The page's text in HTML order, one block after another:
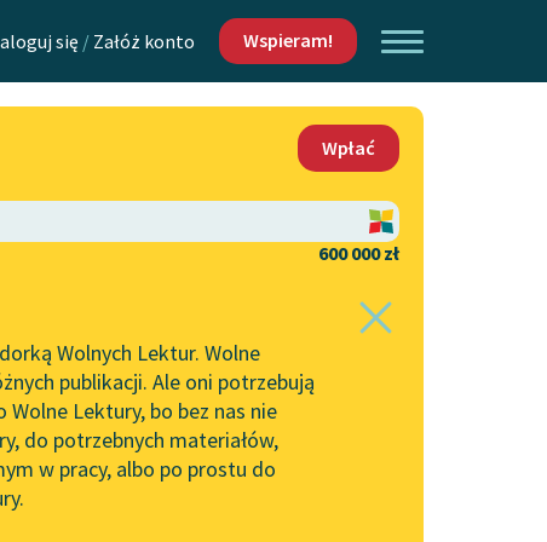
się / Załóż konto Wspieram!
Lektur
Lektur
Kontakt
O projekcie
Zasady wykorzystania
Wolnych Lektur
Logotypy
Materiały promocyjne
Wpłać
600 000 zł
Wolnych Lektur. Wolne
publikacji. Ale oni potrzebują
Lektury, bo bez nas nie
do potrzebnych materiałów,
w pracy, albo po prostu do